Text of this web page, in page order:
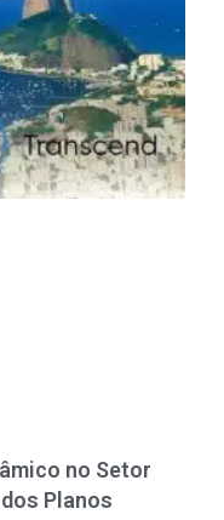
no Setor
Planos